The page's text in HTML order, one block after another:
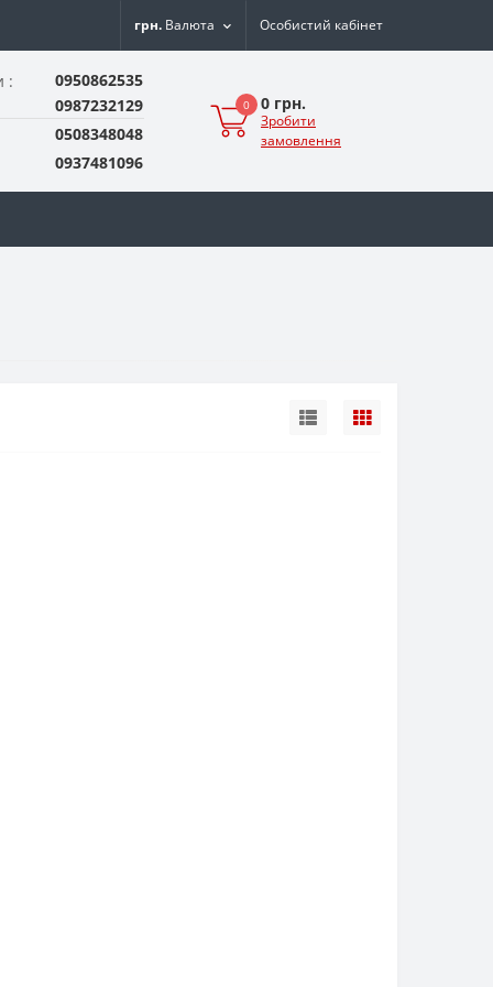
грн. Валюта Особистий кабінет
:
0950862535
0987232129
0508348048
0937481096
0 0 грн.
Зробити
замовлення